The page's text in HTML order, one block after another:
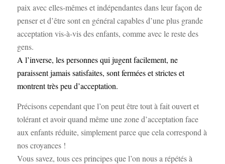
paix avec elles-mêmes et indépendantes dans leur façon de
penser et d’être sont en général capables d’une plus grande
acceptation vis-à-vis des enfants, comme avec le reste des
gens.
A l’inverse, les personnes qui jugent facilement, ne
paraissent jamais satisfaites, sont fermées et strictes et
montrent très peu d’acceptation.
Précisons cependant que l’on peut être tout à fait ouvert et
tolérant et avoir quand même une zone d’acceptation face
aux enfants réduite, simplement parce que cela correspond à
nos croyances !
Vous savez, tous ces principes que l’on nous a répétés à